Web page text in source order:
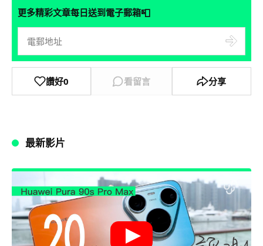
更多精彩文章每日送到電子郵箱📮
讚好0 看留言 分享
最新影片